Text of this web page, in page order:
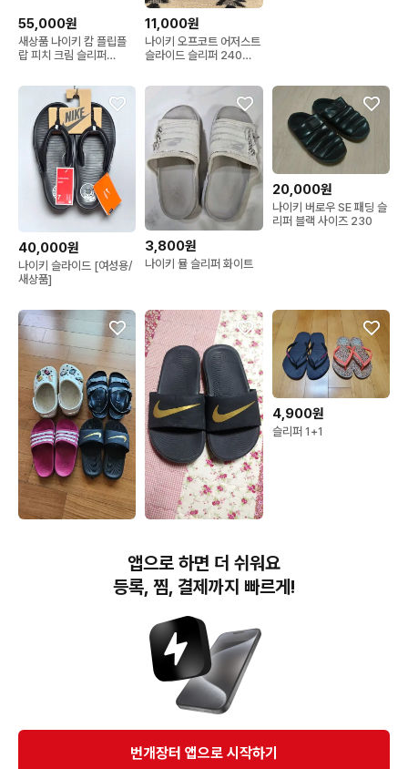
55,000원
새상품 나이키 캄 플립플
랍 피치 크림 슬리퍼
11,000원
나이키 오프코트 어저스트
슬라이드 슬리퍼 240
40,000원
나이키 슬라이드 [여성용/
새상품]
3,800원
나이키 뮬 슬리퍼 화이트
20,000원
나이키 버로우 SE 패딩 슬
리퍼 블랙 사이즈 230
크록스 뮬 / 아디다스 슬리
퍼 / 나이키 슬라이드 / 버
나이키슬리퍼200사이즈
4,900원
슬리퍼 1+1
번개장터(주) 사업자정보, 이용약관 및 기타 법적고지
번개장터㈜는 통신판매중개자이며, 통신판매의 당사자가 아닙니다. 전자상거래 등에서의
소비자보호에 관한 법률 등 관련 법령 및 번개장터㈜의 약관에 따라 상품, 상품정보, 거래에 관한 책임은
개별 판매자에게 귀속하고, 번개장터㈜는 원칙적으로 회원간 거래에 대하여 책임을 지지 않습니다.
다만, 번개장터㈜가 직접 판매하는 상품에 대한 책임은 번개장터㈜에게 귀속합니다.
앱으로 하면 더 쉬워요
등록, 찜, 결제까지 빠르게!
번개장터 앱으로 시작하기